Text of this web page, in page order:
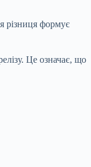
різниця формує
Це означає, що